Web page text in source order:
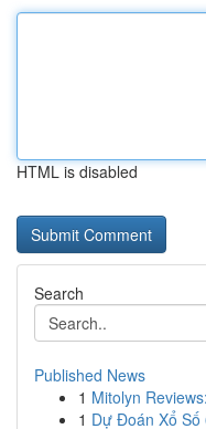
HTML is disabled
Search
Published News
1 Mitolyn
1 Dự Đoán Xổ Số